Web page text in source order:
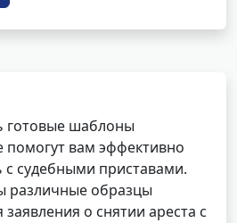
готовые шаблоны
помогут вам эффективно
с судебными приставами.
различные образцы
о снятии ареста с